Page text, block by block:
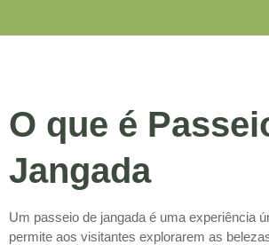
O que é
Jangada
Um passeio de jangada é uma experiência
permite aos visitantes explorarem as